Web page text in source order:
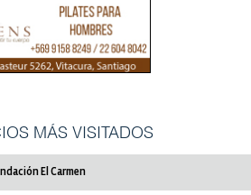
MÁS VISITADOS
El Carmen